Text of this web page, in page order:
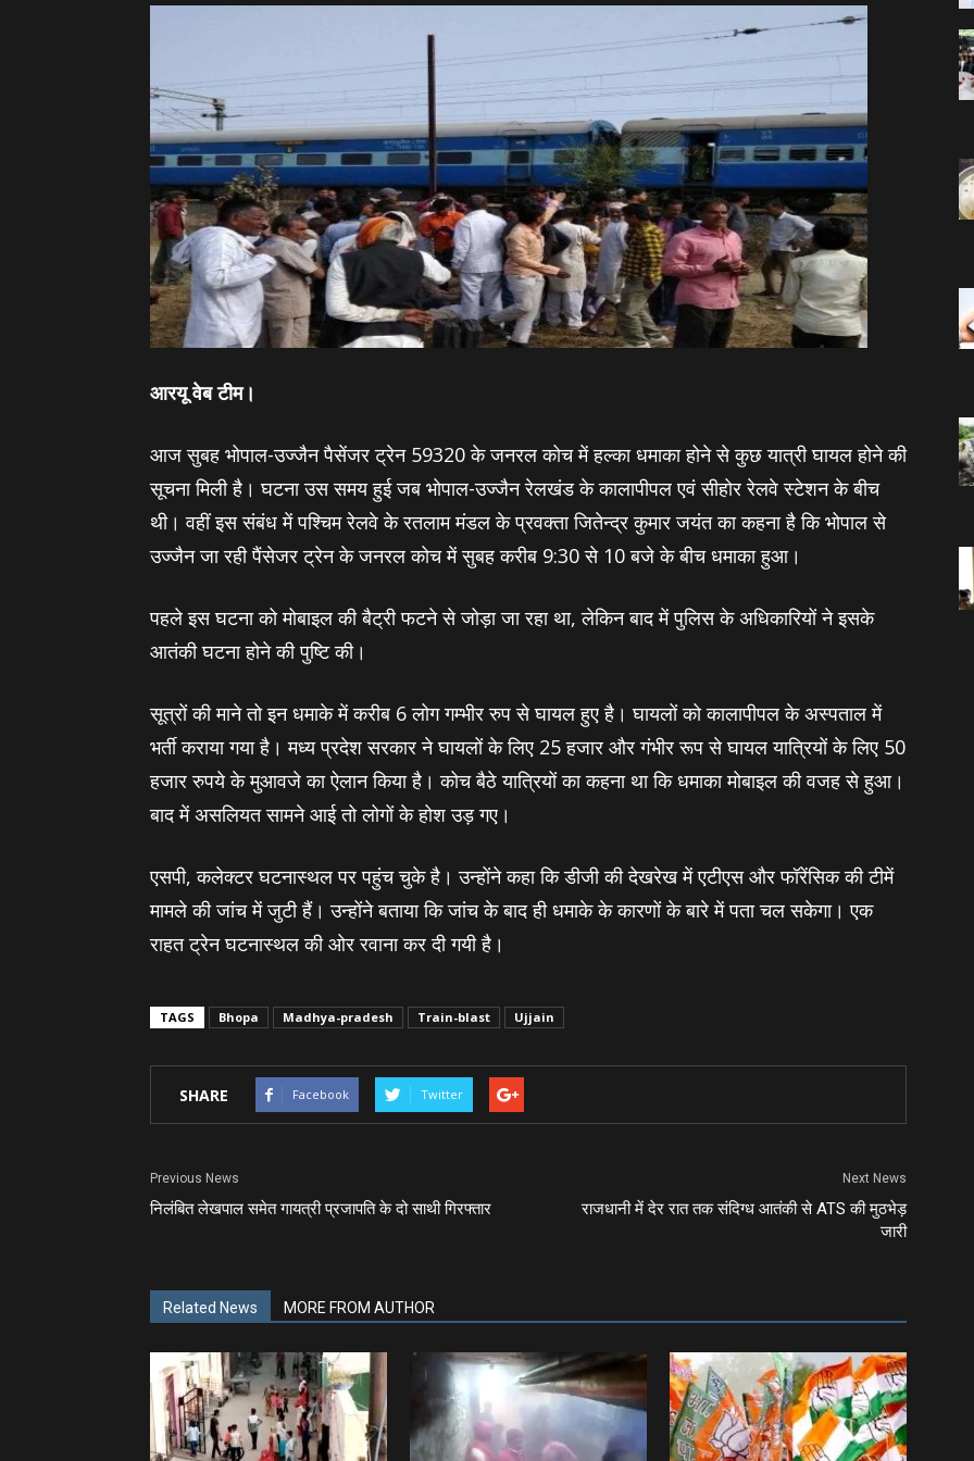
आरयू वेब टीम।
आज सुबह भोपाल-उज्जैन पैसेंजर ट्रेन 59320 के जनरल कोच में हल्का धमाका होने से कुछ यात्री घायल होने की
सूचना मिली है। घटना उस समय हुई जब भोपाल-उज्जैन रेलखंड के कालापीपल एवं सीहोर रेलवे स्टेशन के बीच
थी। वहीं इस संबंध में पश्चिम रेलवे के रतलाम मंडल के प्रवक्ता जितेन्द्र कुमार जयंत का कहना है कि भोपाल से
उज्जैन जा रही पैंसेजर ट्रेन के जनरल कोच में सुबह करीब 9:30 से 10 बजे के बीच धमाका हुआ।
पहले इस घटना को मोबाइल की बैट्री फटने से जोड़ा जा रहा था, लेकिन बाद में पुलिस के अधिकारियों ने इसके
आतंकी घटना होने की पुष्टि की।
सूत्रों की माने तो इन धमाके में करीब 6 लोग गम्‍भीर रुप से घायल हुए है। घायलों को कालापीपल के अस्‍पताल में
भर्ती कराया गया है। मध्य प्रदेश सरकार ने घायलों के लिए 25 हजार और गंभीर रूप से घायल यात्रियों के लिए 50
हजार रुपये के मुआवजे का ऐलान किया है। कोच बैठे यात्रियों का कहना था कि धमाका मोबाइल की वजह से हुआ।
बाद में असलियत सामने आई तो लोगों के होश उड़ गए।
एसपी, कलेक्टर घटनास्थल पर पहुंच चुके है। उन्होंने कहा कि डीजी की देखरेख में एटीएस और फॉरेंसिक की टीमें
मामले की जांच में जुटी हैं। उन्होंने बताया कि जांच के बाद ही धमाके के कारणों के बारे में पता चल सकेगा। एक
राहत ट्रेन घटनास्थल की ओर रवाना कर दी गयी है।
TAGS Bhopa Madhya-pradesh Train-blast Ujjain
SHARE Facebook Twitter
Previous News
निलंबित लेखपाल समेत गायत्री प्रजापति के दो साथी गिरफ्तार
Next News
राजधानी में देर रात तक संदिग्ध आतंकी से ATS की मुठभेड़
जारी
Related News MORE FROM AUTHOR